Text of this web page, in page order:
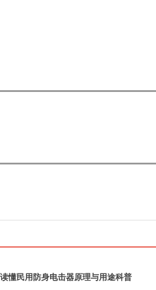
懂民用防身电击器原理与用途科普